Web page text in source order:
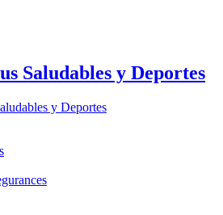
Saludables y Deportes
y Deportes